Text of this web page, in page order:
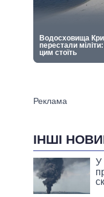
ІНШІ
У